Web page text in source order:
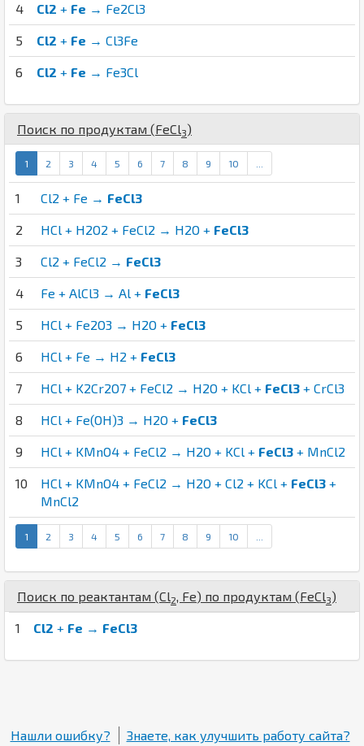
4 Cl2 + Fe → Fe2Cl3
5 Cl2 + Fe → Cl3Fe
6 Cl2 + Fe → Fe3Cl
Поиск по продуктам (FeCl3)
1 2 3 4 5 6 7 8 9 10
1 Cl2 + Fe → FeCl3
2 HCl + H2O2 + FeCl2 → H2O + FeCl3
3 Cl2 + FeCl2 → FeCl3
4 Fe + AlCl3 → Al + FeCl3
5 HCl + Fe2O3 → H2O + FeCl3
6 HCl + Fe → H2 + FeCl3
7 HCl + K2Cr2O7 + FeCl2 → H2O + KCl + FeCl3 + CrCl3
8 HCl + Fe(OH)3 → H2O + FeCl3
9 HCl + KMnO4 + FeCl2 → H2O + KCl + FeCl3 + MnCl2
10 HCl + KMnO4 + FeCl2 → H2O + Cl2 + KCl + FeCl3 +
MnCl2
1 2 3 4 5 6 7 8 9 10
Поиск по реактантам (Cl2, Fe) по продуктам (FeCl3)
1 Cl2 + Fe → FeCl3
Нашли ошибку? Знаете, как улучшить работу сайта?